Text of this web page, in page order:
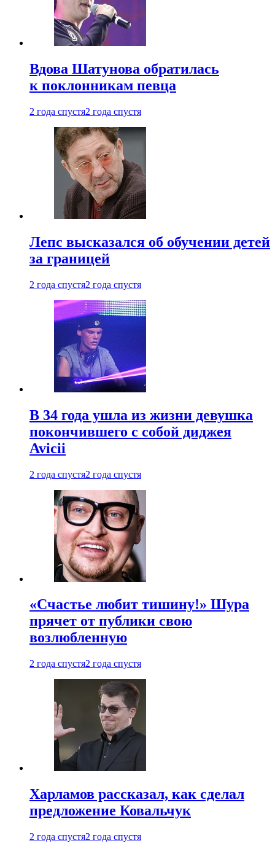
Вдова Шатунова обратилась
к поклонникам певца
2 года спустя2 года спустя
Лепс высказался об обучении детей
за границей
2 года спустя2 года спустя
В 34 года ушла из жизни девушка
покончившего с собой диджея
Avicii
2 года спустя2 года спустя
«Счастье любит тишину!» Шура
прячет от публики свою
возлюбленную
2 года спустя2 года спустя
Харламов рассказал, как сделал
предложение Ковальчук
2 года спустя2 года спустя